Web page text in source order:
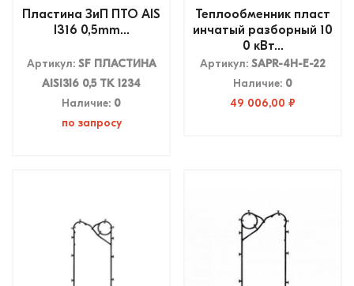
Пластина ЗиП ПТО AIS
I316 0,5mm...
Артикул: SF ПЛАСТИНА
AISI316 0,5 TK 1234
Наличие: 0
по запросу
Теплообменник пласт
инчатый разборный 10
0 кВт...
Артикул: SAPR-4H-E-22
Наличие: 0
49 006,00 ₽